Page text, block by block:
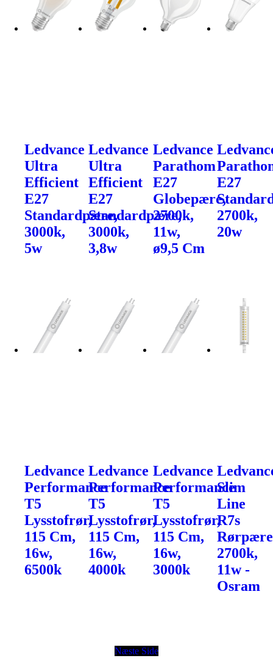
Ledvance
Ultra
Efficient
E27
Standardpære,
3000k,
5w
Ledvance
Ultra
Efficient
E27
Standardpære,
3000k,
3,8w
Ledvance
Parathom
E27
Globepære,
2700k,
11w,
ø9,5 Cm
E27
2700k,
20w
Ledvance
Performance
T5
Lysstofrør,
115 Cm,
16w,
6500k
Ledvance
Performance
T5
Lysstofrør,
115 Cm,
16w,
4000k
Ledvance
Performance
T5
Lysstofrør,
115 Cm,
16w,
3000k
Slim
Line
R7s
2700k,
11w -
Osram
Næste Side